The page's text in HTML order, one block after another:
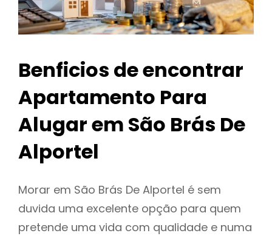
Benficios de encontrar
Apartamento Para
Alugar em São Brás De
Alportel
Morar em São Brás De Alportel é sem
duvida uma excelente opção para quem
pretende uma vida com qualidade e numa